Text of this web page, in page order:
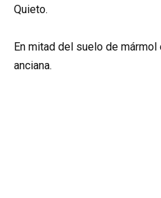
Quieto.
En mitad del suelo de
anciana.